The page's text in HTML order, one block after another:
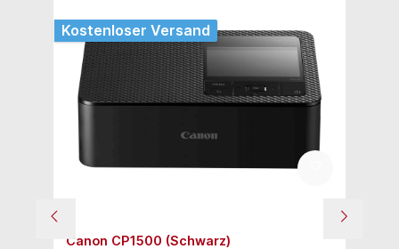
Kostenloser Versand
Canon CP1500 (Schwarz)